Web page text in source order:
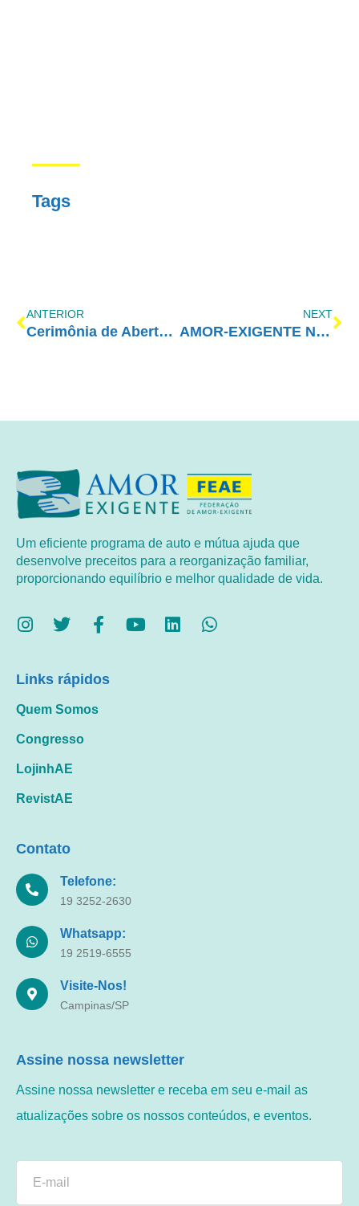
Tags
ANTERIOR
Cerimônia de Abertura – Congresso Amor-Exigente 2019
NEXT
AMOR-EXIGENTE NA RÁDIO TRIANON
Um eficiente programa de auto e mútua ajuda que
desenvolve preceitos para a reorganização familiar,
proporcionando equilíbrio e melhor qualidade de vida.
Links rápidos
Quem Somos
Congresso
LojinhAE
RevistAE
Contato
Telefone:
19 3252-2630
Whatsapp:
19 2519-6555
Visite-Nos!
Campinas/SP
Assine nossa newsletter
Assine nossa newsletter e receba em seu e-mail as
atualizações sobre os nossos conteúdos, e eventos.